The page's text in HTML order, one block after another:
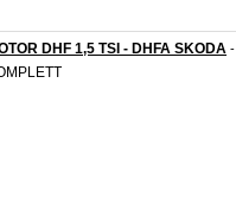
DHF 1,5 TSI - DHFA SKODA